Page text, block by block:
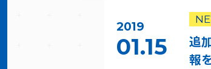
2019
01.15
追
報